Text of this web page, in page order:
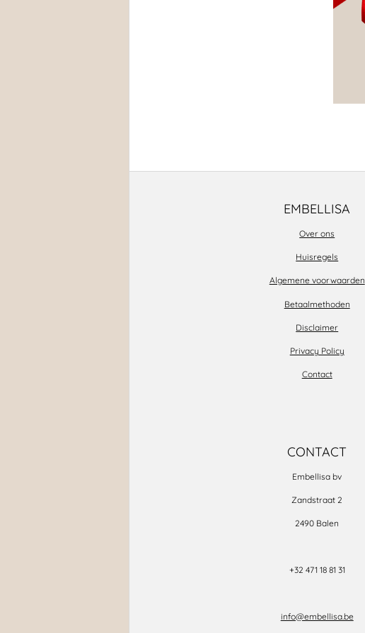
EMBELLISA
Over ons
Huisregels
Algemene voorwaarden
Betaalmethoden
Disclaimer
Privacy Policy
Contact
CONTACT
Embellisa bv
Zandstraat 2
2490 Balen
+32 471 18 81 31
info@embellisa.be